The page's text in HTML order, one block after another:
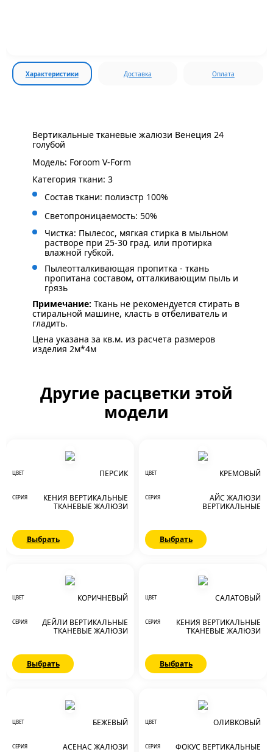
Характеристики Доставка Оплата
Вертикальные тканевые жалюзи Венеция 24
голубой
Модель: Foroom V-Form
Категория ткани: 3
Состав ткани: полиэстр 100%
Светопроницаемость: 50%
Чистка: Пылесос, мягкая стирка в мыльном
растворе при 25-30 град. или протирка
влажной губкой.
Пылеотталкивающая пропитка - ткань
пропитана составом, отталкивающим пыль и
грязь
Примечание: Ткань не рекомендуется стирать в
стиральной машине, класть в отбеливатель и
гладить.
Цена указана за кв.м. из расчета размеров
изделия 2м*4м
Другие расцветки этой
модели
ЦВЕТ ПЕРСИК
СЕРИЯ
КЕНИЯ ВЕРТИКАЛЬНЫЕ
ТКАНЕВЫЕ ЖАЛЮЗИ
Выбрать
ЦВЕТ КРЕМОВЫЙ
СЕРИЯ
АЙС ЖАЛЮЗИ
ВЕРТИКАЛЬНЫЕ
Выбрать
ЦВЕТ КОРИЧНЕВЫЙ
СЕРИЯ
ДЕЙЛИ ВЕРТИКАЛЬНЫЕ
ТКАНЕВЫЕ ЖАЛЮЗИ
Выбрать
ЦВЕТ САЛАТОВЫЙ
СЕРИЯ
КЕНИЯ ВЕРТИКАЛЬНЫЕ
ТКАНЕВЫЕ ЖАЛЮЗИ
Выбрать
ЦВЕТ БЕЖЕВЫЙ
СЕРИЯ
АСЕНАС ЖАЛЮЗИ
ЦВЕТ ОЛИВКОВЫЙ
СЕРИЯ
ФОКУС ВЕРТИКАЛЬНЫЕ